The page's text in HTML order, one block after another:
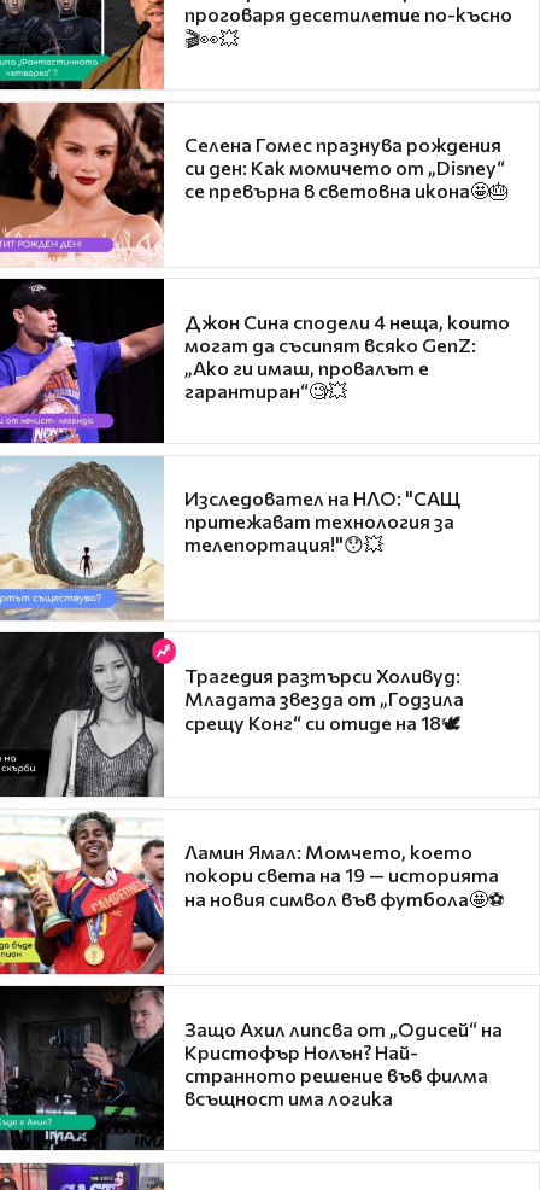
проговаря десетилетие по-късно
🎬👀💥
Селена Гомес празнува рождения
си ден: Как момичето от „Disney“
се превърна в световна икона🤩🎂
Джон Сина сподели 4 неща, които
могат да съсипят всяко GenZ:
„Ако ги имаш, провалът е
гарантиран“🧐💥
Изследовател на НЛО: "САЩ
притежават технология за
телепортация!"😯💥
Трагедия разтърси Холивуд:
Младата звезда от „Годзила
срещу Конг“ си отиде на 18🕊️
Ламин Ямал: Момчето, което
покори света на 19 — историята
на новия символ във футбола🤩⚽
Защо Ахил липсва от „Одисей“ на
Кристофър Нолън? Най-
странното решение във филма
всъщност има логика